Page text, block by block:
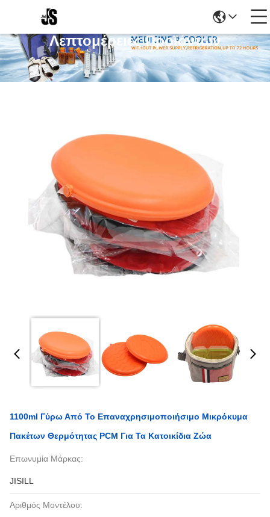
Λεπτομέρειες Προϊόντων
1100ml Γύρω Από Το Επαναχρησιμοποιήσιμο Μικρόκυμα
Πακέτων Θερμότητας PCM Για Τα Κατοικίδια Ζώα
Επωνυμία Μάρκας:
JISILL
Αριθμός Μοντέλου: